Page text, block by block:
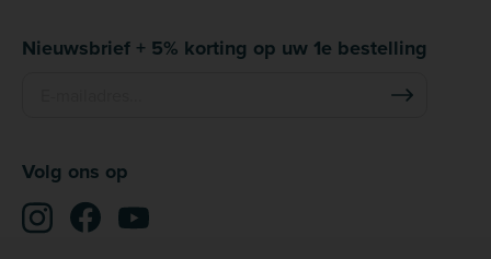
Nieuwsbrief + 5% korting op uw 1e bestelling
Volg ons op